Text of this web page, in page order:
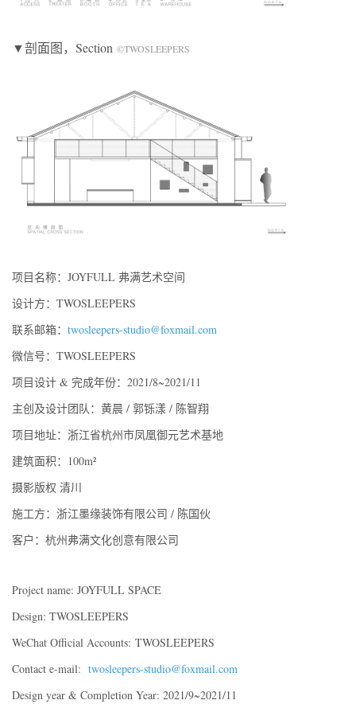
▼剖面图，Section ©TWOSLEEPERS
项目名称：JOYFULL 弗满艺术空间
设计方：TWOSLEEPERS
联系邮箱： twosleepers-studio@foxmail.com
微信号：TWOSLEEPERS
项目设计 & 完成年份：2021/8~2021/11
主创及设计团队：黄晨 / 郭铄漾 / 陈智翔
项目地址：浙江省杭州市凤凰御元艺术基地
建筑面积：100m²
摄影版权 清川
施工方：浙江墨缘装饰有限公司 / 陈国伙
客户：杭州弗满文化创意有限公司
Project name: JOYFULL SPACE
Design: TWOSLEEPERS
WeChat Official Accounts: TWOSLEEPERS
Contact e-mail: twosleepers-studio@foxmail.com
Design year & Completion Year: 2021/9~2021/11